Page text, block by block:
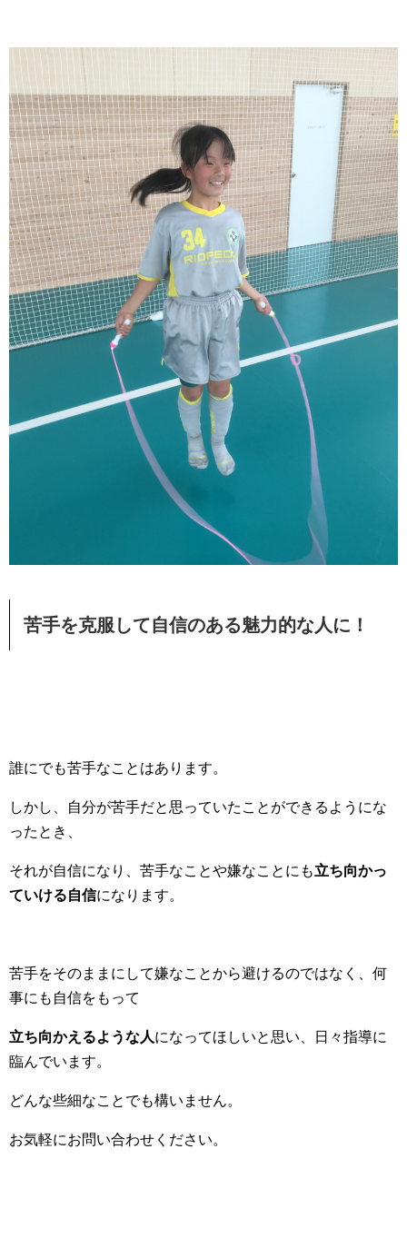
苦手を克服して自信のある魅力的な人に！
誰にでも苦手なことはあります。
しかし、自分が苦手だと思っていたことができるようにな
ったとき、
それが自信になり、苦手なことや嫌なことにも立ち向かっ
ていける自信になります。
苦手をそのままにして嫌なことから避けるのではなく、何
事にも自信をもって
立ち向かえるような人になってほしいと思い、日々指導に
臨んでいます。
どんな些細なことでも構いません。
お気軽にお問い合わせください。